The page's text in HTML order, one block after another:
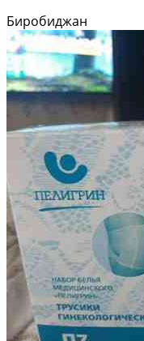
Биробиджан